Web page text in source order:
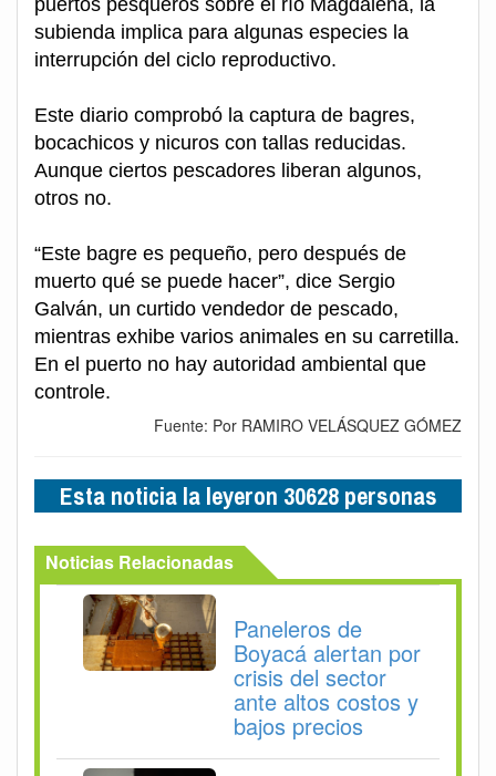
puertos pesqueros sobre el río Magdalena, la
subienda implica para algunas especies la
interrupción del ciclo reproductivo.
Este diario comprobó la captura de bagres,
bocachicos y nicuros con tallas reducidas.
Aunque ciertos pescadores liberan algunos,
otros no.
“Este bagre es pequeño, pero después de
muerto qué se puede hacer”, dice Sergio
Galván, un curtido vendedor de pescado,
mientras exhibe varios animales en su carretilla.
En el puerto no hay autoridad ambiental que
controle.
Fuente: Por RAMIRO VELÁSQUEZ GÓMEZ
Esta noticia la leyeron 30628 personas
Noticias Relacionadas
Paneleros de
Boyacá alertan por
crisis del sector
ante altos costos y
bajos precios